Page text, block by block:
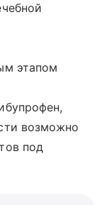
этапом
возможно
под